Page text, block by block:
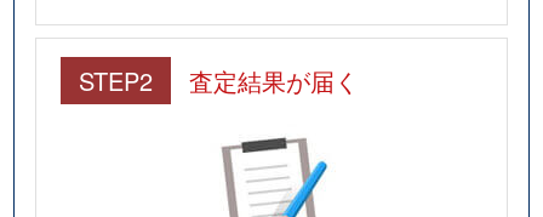
STEP2 査定結果が届く